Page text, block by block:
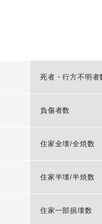
死者・行方不明者
負傷者数
住家全壊/全焼数
住家半壊/半焼数
住家一部損壊数